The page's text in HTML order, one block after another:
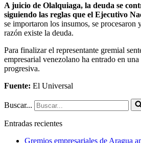
A juicio de Olalquiaga, la deuda se
siguiendo las reglas que el Ejecutivo
se importaron los insumos, se procesaron
razón existe la deuda.
Para finalizar el representante gremial
empresarial venezolano ha entrado en
progresiva.
Fuente: El Universal
Buscar...
Entradas recientes
Gremios empresariales de Aragua